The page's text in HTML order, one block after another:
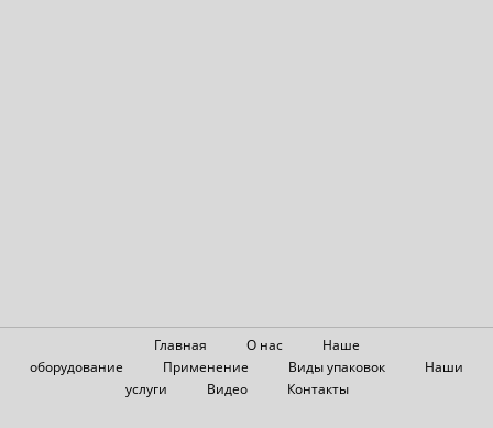
Главная О нас
Наше
оборудование
Применение Виды упаковок
Наши
услуги
Видео Контакты